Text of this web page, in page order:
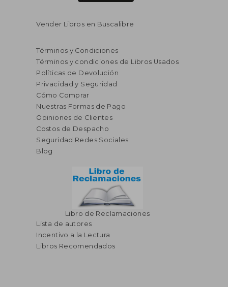
40% S/ 106,19
S/ 63,71
Vender Libros en Buscalibre
Términos y Condiciones
Términos y condiciones de Libros Usados
Políticas de Devolución
Privacidad y Seguridad
Cómo Comprar
Nuestras Formas de Pago
Opiniones de Clientes
Costos de Despacho
Seguridad Redes Sociales
Blog
Libro de Reclamaciones
Lista de autores
Incentivo a la Lectura
Libros Recomendados